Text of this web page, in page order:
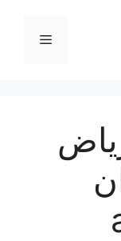
القائمة